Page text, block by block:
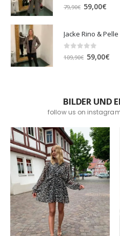
out of 5
79,90€
79,90€
59,00€
Jacke Rino & Pelle
out of 5
109,90€ 59,00€
BILDER UND
follow us on